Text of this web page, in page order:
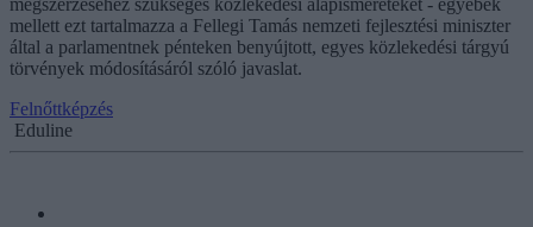
mellett ezt tartalmazza a Fellegi Tamás nemzeti fejlesztési miniszter
által a parlamentnek pénteken benyújtott, egyes közlekedési tárgyú
törvények módosításáról szóló javaslat.
Felnőttképzés
Eduline